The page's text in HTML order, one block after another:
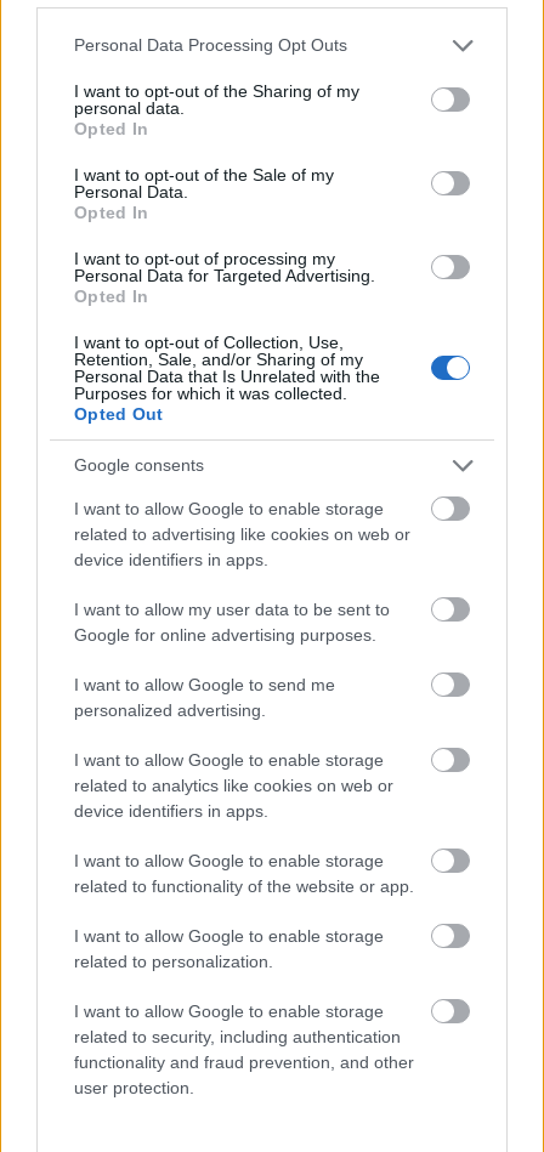
Please note that this website/app uses one or more Google
not limited to your visit or usage behaviour. You may click to
grant or deny consent to Google and its third-party tags to
use your data for below specified purposes in below Google
consent section.
Personal Data Processing Opt Outs
I want to opt-out of the Sharing of my
personal data.
Opted In
I want to opt-out of the Sale of my
Personal Data.
Opted In
I want to opt-out of processing my
Personal Data for Targeted Advertising.
Opted In
I want to opt-out of Collection, Use,
Retention, Sale, and/or Sharing of my
Personal Data that Is Unrelated with the
Purposes for which it was collected.
Opted Out
Google consents
I want to allow Google to enable storage
related to advertising like cookies on web or
device identifiers in apps.
I want to allow my user data to be sent to
Google for online advertising purposes.
I want to allow Google to send me
personalized advertising.
I want to allow Google to enable storage
related to analytics like cookies on web or
device identifiers in apps.
I want to allow Google to enable storage
related to functionality of the website or app.
I want to allow Google to enable storage
related to personalization.
I want to allow Google to enable storage
related to security, including authentication
functionality and fraud prevention, and other
user protection.
finnek? Finnország magyar szemmel című
tárlat.
A programon Tuomas Rounakari "autentikus
sámán" dalokat, és ezeknek továbbfejlesztett
improvizációit adja elő hegedűre
hangszerelve. Az előadó egyszemélyes
zenekarként lábára szerelt csörgőkkel és
hegedűjátékkal kíséri saját énekét. Az
előadás, a dalok, a hangszerelés az
érdeklődők elé hozza az északi világ
érzelemvilágát, művészetét, mitológiáját.
A napot Zalka Csenge Virág Északi fény című
mesemondó darabja zárja, az előadó finn
népmeséket és legendákat ad elő a
gyerekeknek.
Forrás:MTI
Budapest Finnország Kiállítás Néprajzi Múzeum
Néprajz
Képző
LÉTEZIK GYÓGYÍTÓ MÚZEUM?!